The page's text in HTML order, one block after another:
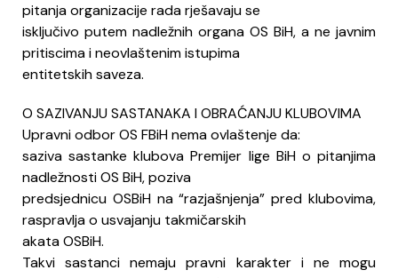
pitanja organizacije rada rješavaju se
isključivo putem nadležnih organa OS BiH, a ne javnim
pritiscima i neovlaštenim istupima
entitetskih saveza.
O SAZIVANJU SASTANAKA I OBRAĆANJU KLUBOVIMA
Upravni odbor OS FBiH nema ovlaštenje da:
saziva sastanke klubova Premijer lige BiH o pitanjima
nadležnosti OS BiH, poziva
predsjednicu OSBiH na “razjašnjenja” pred klubovima,
raspravlja o usvajanju takmičarskih
akata OSBiH.
Takvi sastanci nemaju pravni karakter i ne mogu